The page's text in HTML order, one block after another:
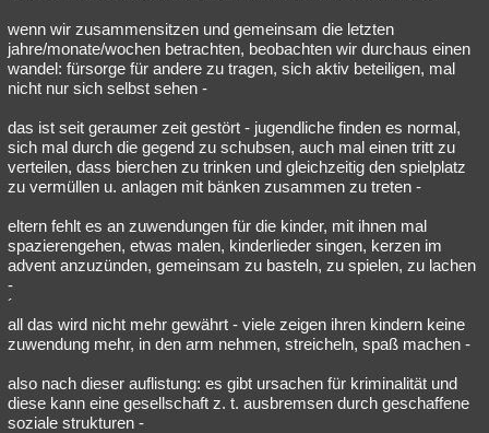
wenn wir zusammensitzen und gemeinsam die letzten
jahre/monate/wochen betrachten, beobachten wir durchaus einen
wandel: fürsorge für andere zu tragen, sich aktiv beteiligen, mal
nicht nur sich selbst sehen -
das ist seit geraumer zeit gestört - jugendliche finden es normal,
sich mal durch die gegend zu schubsen, auch mal einen tritt zu
verteilen, dass bierchen zu trinken und gleichzeitig den spielplatz
zu vermüllen u. anlagen mit bänken zusammen zu treten -
eltern fehlt es an zuwendungen für die kinder, mit ihnen mal
spazierengehen, etwas malen, kinderlieder singen, kerzen im
advent anzuzünden, gemeinsam zu basteln, zu spielen, zu lachen
-
´
all das wird nicht mehr gewährt - viele zeigen ihren kindern keine
zuwendung mehr, in den arm nehmen, streicheln, spaß machen -
also nach dieser auflistung: es gibt ursachen für kriminalität und
diese kann eine gesellschaft z. t. ausbremsen durch geschaffene
soziale strukturen -